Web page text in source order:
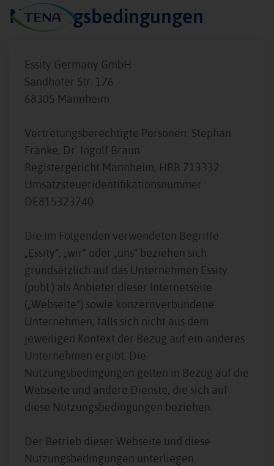
Nutzungsbedingungen
Essity Germany GmbH
Sandhofer Str. 176
68305 Mannheim
Vertretungsberechtigte Personen: Stephan
Franke, Dr. Ingolf Braun
Registergericht Mannheim, HRB 713332
Umsatzsteueridentifikationsnummer
DE815323740
Die im Folgenden verwendeten Begriffe
„Essity“, „wir“ oder „uns“ beziehen sich
grundsätzlich auf das Unternehmen Essity
(publ.) als Anbieter dieser Internetseite
(„Webseite“) sowie konzernverbundene
Unternehmen, falls sich nicht aus dem
jeweiligen Kontext der Bezug auf ein anderes
Unternehmen ergibt. Die
Nutzungsbedingungen gelten in Bezug auf die
Webseite und andere Dienste, die sich auf
diese Nutzungsbedingungen beziehen.
Der Betrieb dieser Webseite und diese
Nutzungsbedingungen unterliegen